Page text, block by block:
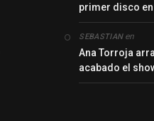
primer disco
SEBASTIANen
Ana Torroja
acabado el